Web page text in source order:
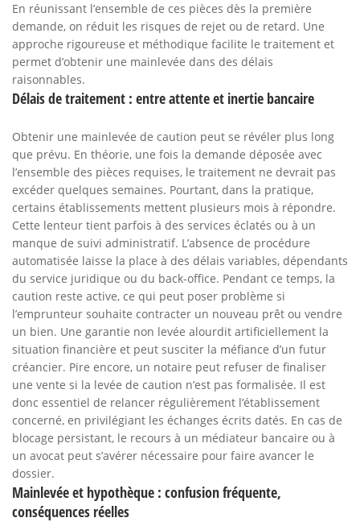
En réunissant l’ensemble de ces pièces dès la première
demande, on réduit les risques de rejet ou de retard. Une
approche rigoureuse et méthodique facilite le traitement et
permet d’obtenir une mainlevée dans des délais
raisonnables.
Délais de traitement : entre attente et inertie bancaire
Obtenir une mainlevée de caution peut se révéler plus long
que prévu. En théorie, une fois la demande déposée avec
l’ensemble des pièces requises, le traitement ne devrait pas
excéder quelques semaines. Pourtant, dans la pratique,
certains établissements mettent plusieurs mois à répondre.
Cette lenteur tient parfois à des services éclatés ou à un
manque de suivi administratif. L’absence de procédure
automatisée laisse la place à des délais variables, dépendants
du service juridique ou du back-office. Pendant ce temps, la
caution reste active, ce qui peut poser problème si
l’emprunteur souhaite contracter un nouveau prêt ou vendre
un bien. Une garantie non levée alourdit artificiellement la
situation financière et peut susciter la méfiance d’un futur
créancier. Pire encore, un notaire peut refuser de finaliser
une vente si la levée de caution n’est pas formalisée. Il est
donc essentiel de relancer régulièrement l’établissement
concerné, en privilégiant les échanges écrits datés. En cas de
blocage persistant, le recours à un médiateur bancaire ou à
un avocat peut s’avérer nécessaire pour faire avancer le
dossier.
Mainlevée et hypothèque : confusion fréquente,
conséquences réelles